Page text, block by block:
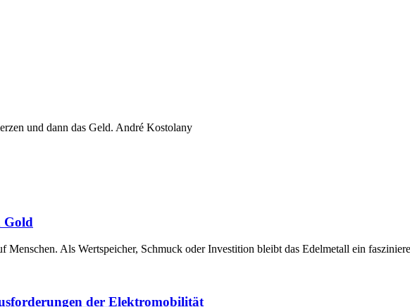
und dann das Geld. André Kostolany
Gold
Menschen. Als Wertspeicher, Schmuck oder Investition bleibt das Edelmetall ein
der Elektromobilität